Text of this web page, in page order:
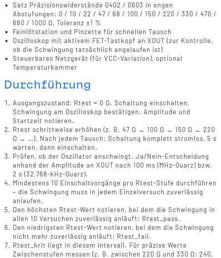
Satz Präzisionswiderstände 0402 / 0603 in engen
Abstufungen: 0 / 10 / 22 / 47 / 68 / 100 / 150 / 220 / 330 / 470 /
680 / 1000 Ω, Toleranz ±1 %
Feinlötstation und Pinzette für schnellen Tausch
Oszilloskop mit aktivem FET-Tastkopf an XOUT (zur Kontrolle,
ob die Schwingung tatsächlich angelaufen ist)
Steuerbares Netzgerät (für VCC-Variation), optional
Temperaturkammer
Durchführung
Ausgangszustand: Rtest = 0 Ω. Schaltung einschalten,
Schwingung am Oszilloskop bestätigen. Amplitude und
Startzeit notieren.
Rtest schrittweise erhöhen (z. B. 47 Ω → 100 Ω → 150 Ω → 220
Ω → …). Nach jedem Tausch: Schaltung komplett stromlos, 5 s
warten, dann einschalten.
Prüfen, ob der Oszillator anschwingt. Ja/Nein-Entscheidung
anhand der Amplitude an XOUT nach 100 ms (MHz-Quarz) bzw.
2 s (32,768-kHz-Quarz).
Mindestens 10 Einschaltvorgänge pro Rtest-Stufe durchführen
– die Schwingung muss in jedem Einzelversuch zuverlässig
anlaufen.
Den höchsten Rtest-Wert notieren, bei dem die Schwingung in
allen 10 Versuchen zuverlässig anläuft: Rtest_pass.
Den niedrigsten Rtest-Wert notieren, bei dem die Schwingung
nicht mehr zuverlässig anläuft: Rtest_fail.
Rtest_krit liegt in diesem Intervall. Für präzise Werte
Zwischenstufen messen (z. B. zwischen 220 Ω und 330 Ω: 240,